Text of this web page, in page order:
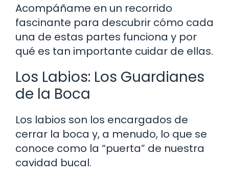
Acompáñame en un recorrido
fascinante para descubrir cómo cada
una de estas partes funciona y por
qué es tan importante cuidar de ellas.
Los Labios: Los Guardianes
de la Boca
Los labios son los encargados de
cerrar la boca y, a menudo, lo que se
conoce como la “puerta” de nuestra
cavidad bucal.